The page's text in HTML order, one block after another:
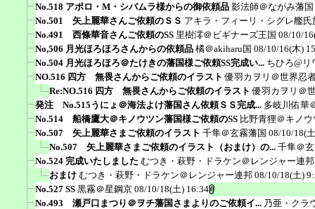
No.518 アポロ・M・シバムラ様からの御依頼品 影法師＠ながみ藩国
No.501 矢上麗華さんご依頼のＳＳ アキラ・フィーリ・シグレ艦氏
No.491 西條華音さんご依頼のSS 里樹澪＠ビギナーズ王国 08/10/
No,506 月光ほろほろさんからの依頼品 橘＠akiharu国 08/10/16(木)
No.504 月光ほろほろ＠たけきの藩国様ご依頼SS完成い... ちひろ@リ
NO.516 四方 無畏さんからご依頼のイラスト 優羽カヲリ＠世界忍
Re:NO.516 四方 無畏さんからご依頼のイラスト 優羽カヲリ＠
発注 No.515うにょ＠海法よけ藩国さん依頼ＳＳ完成... 多岐川佑華
No.514 船橋鷹大＠キノウツン藩国様ご依頼のSS 比野青狸＠キノ
No.507 矢上麗華さまご依頼のイラスト 千隼＠玄霧藩国 08/10/18(
No.507 矢上麗華さまご依頼のイラスト（おまけ）の... 千隼＠
No.524 完成いたしました むつき・萩野・ドラケン＠レンジャー連邦
おまけ むつき・萩野・ドラケン＠レンジャー連邦 08/10/18(土)
No.527 SS 黒霧＠星鋼京 08/10/18(土) 16:34
No.493 瀬戸口まつり＠ヲチ藩国さまよりのご依頼イ... 乃亜・クラ